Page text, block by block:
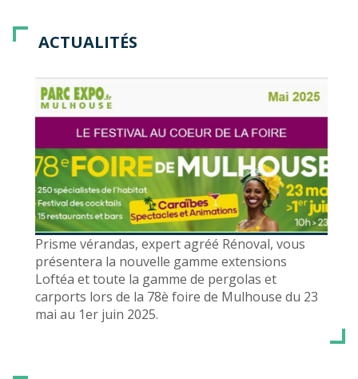
ACTUALITÉS
Prisme vérandas, expert agréé Rénoval, vous
présentera la nouvelle gamme extensions
Loftéa et toute la gamme de pergolas et
carports lors de la 78è foire de Mulhouse du 23
mai au 1er juin 2025.